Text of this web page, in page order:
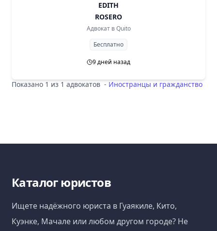
EDITH
ROSERO
Адвокат в Quito
Бесплатно
9 дней назад
Показано 1 из 1 адвокатов - Иностранцы и гражданство
Каталог юристов
Ищете надёжного юриста в Гуаякиле, Кито,
Куэнке, Мачале или любом другом городе? Не